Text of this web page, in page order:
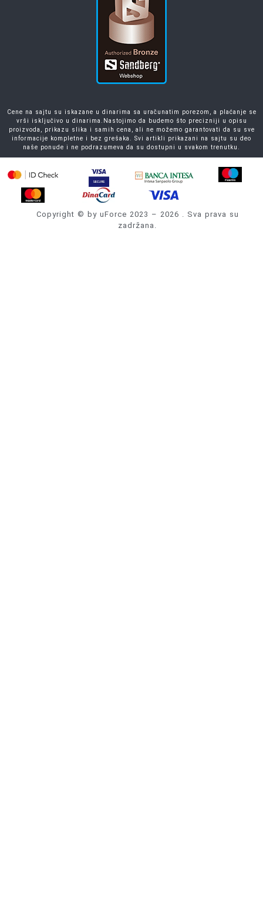
Cene na sajtu su iskazane u dinarima sa uračunatim porezom, a plaćanje se
vrši isključivo u dinarima.Nastojimo da budemo što precizniji u opisu
proizvoda, prikazu slika i samih cena, ali ne možemo garantovati da su sve
informacije kompletne i bez grešaka. Svi artikli prikazani na sajtu su deo
naše ponude i ne podrazumeva da su dostupni u svakom trenutku.
Copyright © by uForce 2023 – 2026 . Sva prava su
zadržana.